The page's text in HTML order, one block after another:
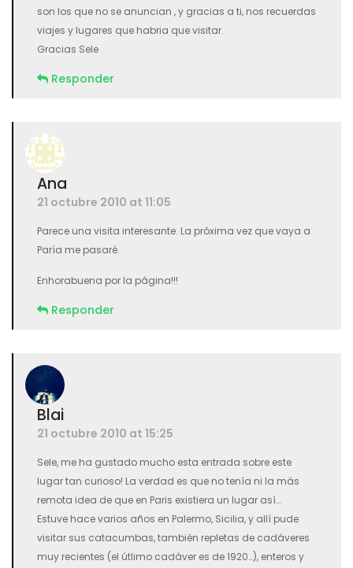
son los que no se anuncian , y gracias a ti, nos recuerdas
viajes y lugares que habria que visitar.
Gracias Sele
Responder
Ana
21 octubre 2010 at 11:05
Parece una visita interesante. La próxima vez que vaya a
Paría me pasaré.
Enhorabuena por la página!!!
Responder
Blai
21 octubre 2010 at 15:25
Sele, me ha gustado mucho esta entrada sobre este
lugar tan curioso! La verdad es que no tenía ni la más
remota idea de que en Paris existiera un lugar así…
Estuve hace varios años en Palermo, Sicilia, y allí pude
visitar sus catacumbas, también repletas de cadáveres
muy recientes (el útlimo cadáver es de 1920…), enteros y